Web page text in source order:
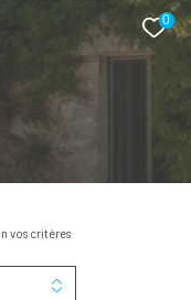
0
vos critères